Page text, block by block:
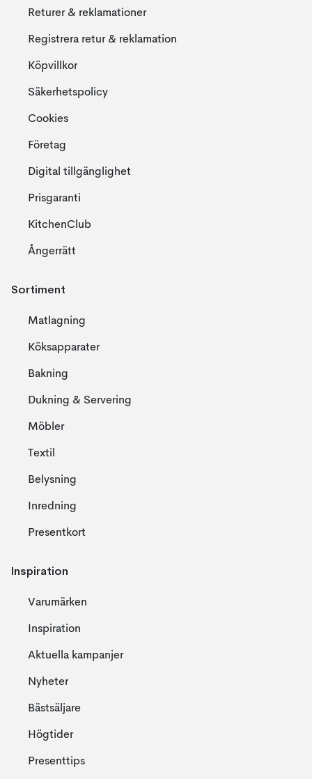
Returer & reklamationer
Registrera retur & reklamation
Köpvillkor
Säkerhetspolicy
Cookies
Företag
Digital tillgänglighet
Prisgaranti
KitchenClub
Ångerrätt
Sortiment
Matlagning
Köksapparater
Bakning
Dukning & Servering
Möbler
Textil
Belysning
Inredning
Presentkort
Inspiration
Varumärken
Inspiration
Aktuella kampanjer
Nyheter
Bästsäljare
Högtider
Presenttips